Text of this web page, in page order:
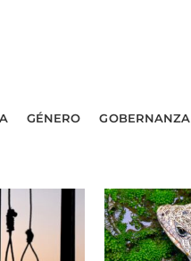
GÉNERO GOBERNANZA